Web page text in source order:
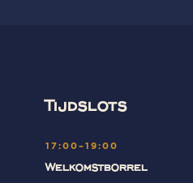
Tijdslots
17:00–19:00
Welkomstborrel